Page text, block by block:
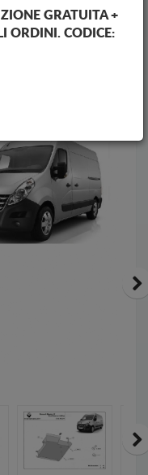
Brands
GRATUITA +
ORDINI. CODICE: